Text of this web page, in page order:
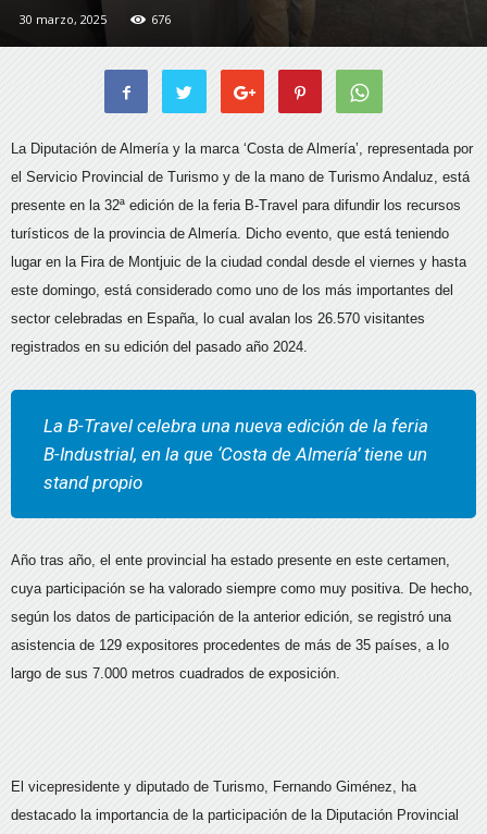
30 marzo, 2025 676
La Diputación de Almería y la marca ‘Costa de Almería’, representada por
el Servicio Provincial de Turismo y de la mano de Turismo Andaluz, está
presente en la 32ª edición de la feria B-Travel para difundir los recursos
turísticos de la provincia de Almería. Dicho evento, que está teniendo
lugar en la Fira de Montjuic de la ciudad condal desde el viernes y hasta
este domingo, está considerado como uno de los más importantes del
sector celebradas en España, lo cual avalan los 26.570 visitantes
registrados en su edición del pasado año 2024.
La B-Travel celebra una nueva edición de la feria
B-Industrial, en la que ‘Costa de Almería’ tiene un
stand propio
Año tras año, el ente provincial ha estado presente en este certamen,
cuya participación se ha valorado siempre como muy positiva. De hecho,
según los datos de participación de la anterior edición, se registró una
asistencia de 129 expositores procedentes de más de 35 países, a lo
largo de sus 7.000 metros cuadrados de exposición.
El vicepresidente y diputado de Turismo, Fernando Giménez, ha
destacado la importancia de la participación de la Diputación Provincial